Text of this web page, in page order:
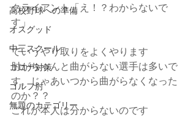
高校野球への準備
オスグッド
中三スクール
コロナ対策
ゴルフ肘
無題のカテゴリー
クライアント「え！？わからないで
す」
ていうやり取りをよくやります
肘がちゃんと曲がらない選手は多いで
す。じゃあいつから曲がらなくなった
のか？？
これが本人は分からないのです